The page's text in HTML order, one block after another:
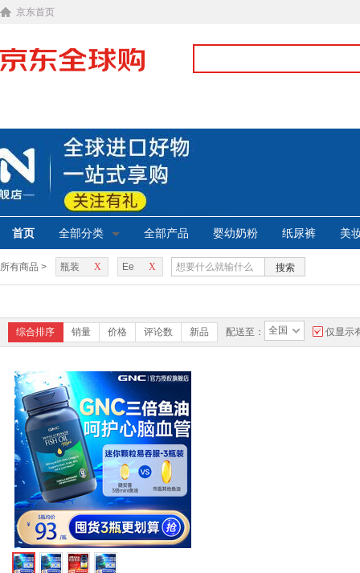
京东首页
首页 全部分类 全部产品 婴幼奶粉 纸尿裤 美
所有商品 > X
瓶装 X
Ee 搜索
综合排序 销量 价格 评论数 新品 配送至： 全国 仅显示